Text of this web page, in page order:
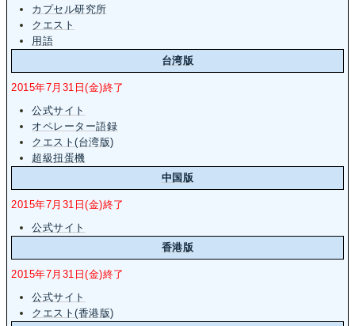
カプセル研究所
クエスト
用語
台湾版
2015年7月31日(金)終了
公式サイト
オペレーター語録
クエスト(台湾版)
超級扭蛋機
中国版
2015年7月31日(金)終了
公式サイト
香港版
2015年7月31日(金)終了
公式サイト
クエスト(香港版)